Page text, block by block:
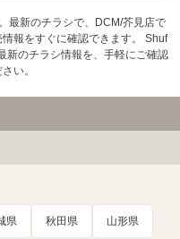
最新のチラシで、DCM/芥見店で
報をすぐに確認できます。 Shuf
新のチラシ情報を、手軽にご確認
い。
県 秋田県 山形県